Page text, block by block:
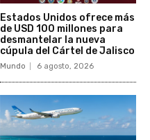
Estados Unidos ofrece más
de USD 100 millones para
desmantelar la nueva
cúpula del Cártel de Jalisco
Mundo 6 agosto, 2026